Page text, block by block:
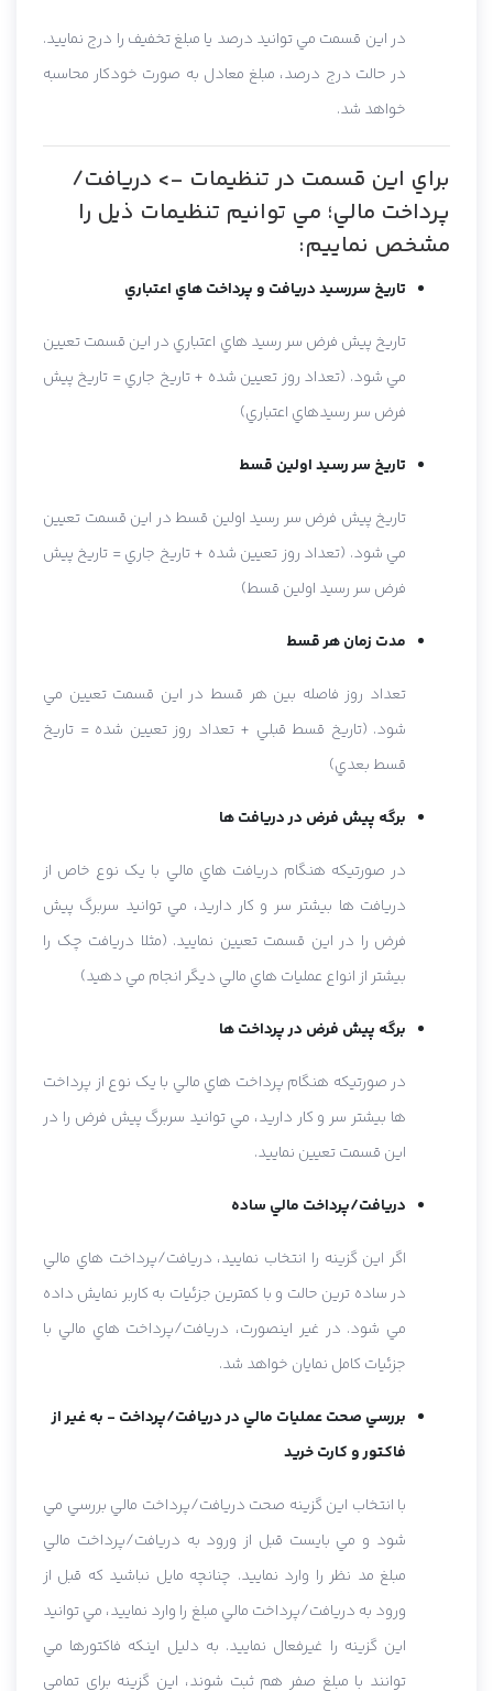
در اين قسمت مي توانيد درصد يا مبلغ تخفيف را درج نماييد.
در حالت درج درصد، مبلغ معادل به صورت خودکار محاسبه
خواهد شد.
براي اين قسمت در تنظيمات -> دريافت/
پرداخت مالي؛ مي توانيم تنظيمات ذيل را
مشخص نماييم:
تاريخ سررسيد دريافت و پرداخت هاي اعتباري
تاريخ پيش فرض سر رسيد هاي اعتباري در اين قسمت تعيين
مي شود. (تعداد روز تعيين شده + تاريخ جاري = تاريخ پيش
فرض سر رسيدهاي اعتباري)
تاريخ سر رسيد اولين قسط
تاريخ پيش فرض سر رسيد اولين قسط در اين قسمت تعيين
مي شود. (تعداد روز تعيين شده + تاريخ جاري = تاريخ پيش
فرض سر رسيد اولين قسط)
مدت زمان هر قسط
تعداد روز فاصله بين هر قسط در اين قسمت تعيين مي
شود. (تاريخ قسط قبلي + تعداد روز تعيين شده = تاريخ
قسط بعدي)
برگه پيش فرض در دريافت ها
در صورتيکه هنگام دريافت هاي مالي با يک نوع خاص از
دريافت ها بيشتر سر و کار داريد، مي توانيد سربرگ پيش
فرض را در اين قسمت تعيين نماييد. (مثلا دريافت چک را
بيشتر از انواع عمليات هاي مالي ديگر انجام مي دهيد)
برگه پيش فرض در پرداخت ها
در صورتيکه هنگام پرداخت هاي مالي با يک نوع از پرداخت
ها بيشتر سر و کار داريد، مي توانيد سربرگ پيش فرض را در
اين قسمت تعيين نماييد.
دريافت/پرداخت مالي ساده
اگر اين گزينه را انتخاب نماييد، دريافت/پرداخت هاي مالي
در ساده ترين حالت و با کمترين جزئيات به کاربر نمايش داده
مي شود. در غير اينصورت، دريافت/پرداخت هاي مالي با
جزئيات کامل نمايان خواهد شد.
بررسي صحت عمليات مالي در دريافت/پرداخت - به غير از
فاکتور و کارت خريد
با انتخاب اين گزينه صحت دريافت/پرداخت مالي بررسي مي
شود و مي بايست قبل از ورود به دريافت/پرداخت مالي
مبلغ مد نظر را وارد نماييد. چنانچه مايل نباشيد که قبل از
ورود به دريافت/پرداخت مالي مبلغ را وارد نماييد، مي توانيد
اين گزينه را غيرفعال نماييد. به دليل اينکه فاکتورها مي
توانند با مبلغ صفر هم ثبت شوند، اين گزينه براي تمامي